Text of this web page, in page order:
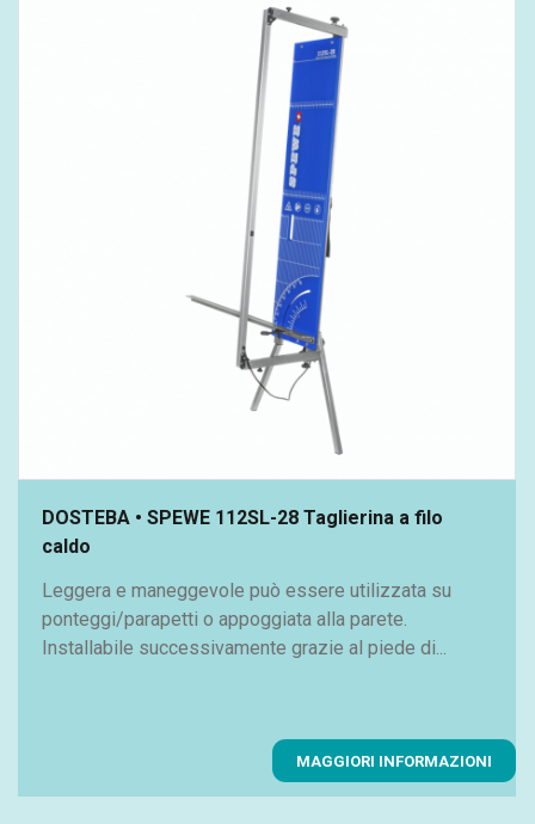
DOSTEBA • SPEWE 112SL-28 Taglierina a filo
caldo
Leggera e maneggevole può essere utilizzata su
ponteggi/parapetti o appoggiata alla parete.
Installabile successivamente grazie al piede di...
MAGGIORI INFORMAZIONI